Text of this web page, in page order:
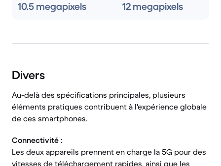
10.5 megapixels 12 megapixels
Divers
Au-delà des spécifications principales, plusieurs
éléments pratiques contribuent à l'expérience globale
de ces smartphones.
Connectivité :
Les deux appareils prennent en charge la 5G pour des
vitesses de téléchargement rapides, ainsi que les